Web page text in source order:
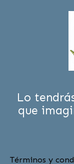
Lo
que
Términos y